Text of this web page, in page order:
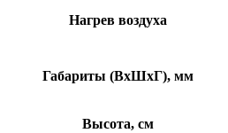
Нагрев воздуха
Габариты (ВхШхГ), мм
Высота, см